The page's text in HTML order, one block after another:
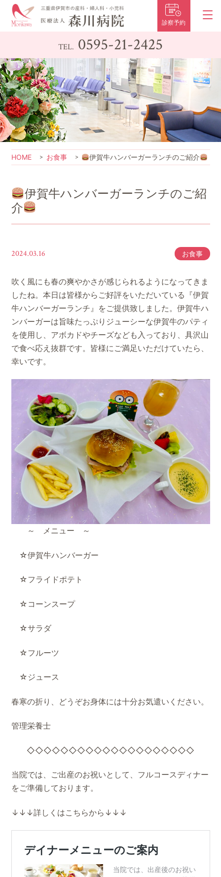
診察予約
TEL. 0595-21-2425
HOME お食事 伊賀牛ハンバーガーランチのご紹介
伊賀牛ハンバーガーランチのご紹
介
2024.03.16 お食事
吹く風にも春の爽やかさが感じられるようになってきま
したね。本日は皆様からご好評をいただいている『伊賀
牛ハンバーガーランチ』をご提供致しました。伊賀牛ハ
ンバーガーは旨味たっぷりジューシーな伊賀牛のパティ
を使用し、アボカドやチーズなども入っており、具沢山
で食べ応え抜群です。皆様にご満足いただけていたら、
幸いです。
～ メニュー ～
☆伊賀牛ハンバーガー
☆フライドポテト
☆コーンスープ
☆サラダ
☆フルーツ
☆ジュース
春寒の折り、どうぞお身体には十分お気遣いください。
管理栄養士
◇◇◇◇◇◇◇◇◇◇◇◇◇◇◇◇◇◇◇◇
当院では、ご出産のお祝いとして、フルコースディナー
をご準備しております。
↓↓↓詳しくはこちらから↓↓↓